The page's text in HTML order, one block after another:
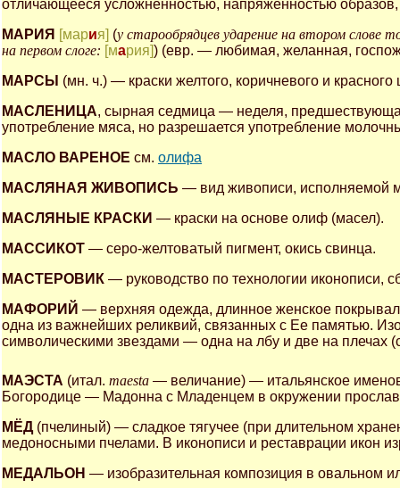
отличающееся усложненностью, напряженностью
МАРИЯ [мария] (у старообрядцев ударение на втором слове
на первом слоге: [мария]) (евр. — любимая, желанная,
МАРСЫ (мн. ч.) — краски желтого, коричневого и
МАСЛЕНИЦА, сырная седмица — неделя,
употребление мяса, но разрешается употребление
МАСЛО ВАРЕНОЕ см. олифа
МАСЛЯНАЯ ЖИВОПИСЬ — вид живописи, исполняемой
МАСЛЯНЫЕ КРАСКИ — краски на основе олиф (масел).
МАССИКОТ — серо-желтоватый пигмент, окись свинца.
МАСТЕРОВИК — руководство по технологии иконописи,
МАФОРИЙ — верхняя одежда, длинное женское
одна из важнейших реликвий, связанных с Ее памятью.
символическими звездами — одна на лбу и две на плечах
МАЭСТА (итал. maesta — величание) — итальянское
Богородице — Мадонна с Младенцем в окружении
МЁД(пчелиный) — сладкое тягучее (при длительном
медоносными пчелами. В иконописи и реставрации икон
МЕДАЛЬОН — изобразительная композиция в овальном